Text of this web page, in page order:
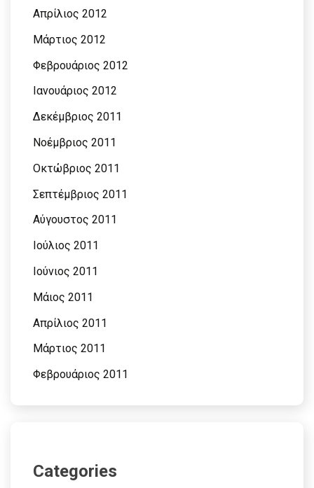
Απρίλιος 2012
Μάρτιος 2012
Φεβρουάριος 2012
Ιανουάριος 2012
Δεκέμβριος 2011
Νοέμβριος 2011
Οκτώβριος 2011
Σεπτέμβριος 2011
Αύγουστος 2011
Ιούλιος 2011
Ιούνιος 2011
Μάιος 2011
Απρίλιος 2011
Μάρτιος 2011
Φεβρουάριος 2011
Categories